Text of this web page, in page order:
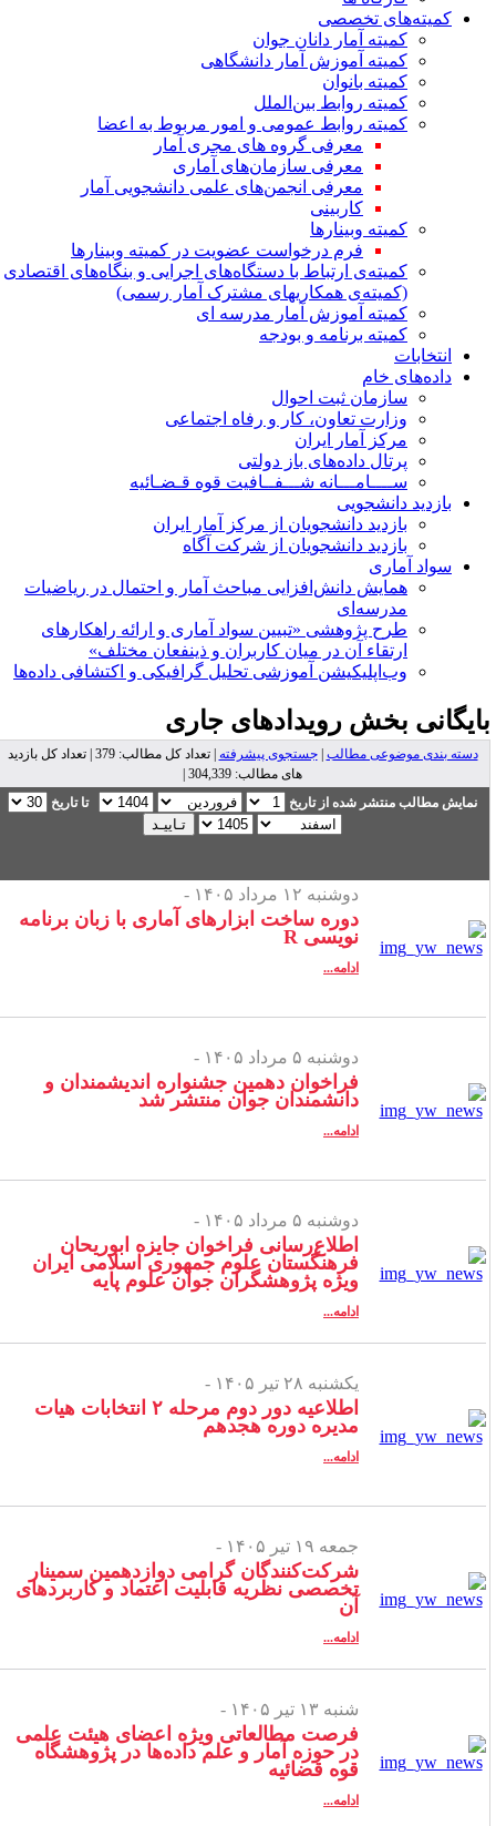
کمیته‌های تخصصی
کمیته آمار دانان جوان
کمیته آموزش آمار دانشگاهی
کمیته بانوان
کمیته روابط بین‌الملل
کمیته روابط عمومی و امور مربوط به اعضا
معرفی گروه های مجری آمار
معرفی سازمان‌های آماری
معرفی انجمن‌های علمی دانشجویی آمار
کاربینی
کمیته وبینارها
فرم درخواست عضویت در کمیته وبینارها
کمیته‌ی ارتباط با دستگاه‌های اجرایی و بنگاه‌های اقتصادی
(کمیته‌ی همکاریهای مشترک آمار رسمی)
کمیته آموزش آمار مدرسه ای
کمیته برنامه و بودجه
انتخابات
داده‌های خام
سازمان ثبت احوال
وزارت تعاون، کار و رفاه اجتماعی
مرکز آمار ایران
پرتال داده‌های باز دولتی
ســــامـــانه شـــفــافیت قوه قـضـائیه
بازدید دانشجویی
بازدید دانشجویان از مرکز آمار ایران
بازدید دانشجویان از شرکت آگاه
سواد آماری
همایش دانش‌افزایی مباحث آمار و احتمال در ریاضیات
مدرسه‌ای
طرح پژوهشی «تبیین سواد آماری و ارائه راهکارهای
ارتقاء آن در میان کاربران و ذینفعان مختلف»
وب‌اپلیکیشن آموزشی تحلیل گرافیکی و اکتشافی داده‌ها
بخشرویدادهای جاری
دسته بندی موضوعی مطالب|جستجوی پیشرفته
| تعداد کل مطالب: 379 | تعداد کل بازدید
های مطالب: 304,339 |
نمایش مطالب منتشر شده از تاریخ
تا تاریخ
دوشنبه ۱۲ مرداد ۱۴۰۵ -
دوره ساخت ابزارهای آماری با زبان برنامه
نویسی R
ادامه...
دوشنبه ۵ مرداد ۱۴۰۵ -
فراخوان دهمین جشنواره اندیشمندان و
دانشمندان جوان منتشر شد
ادامه...
دوشنبه ۵ مرداد ۱۴۰۵ -
اطلاع‌رسانی فراخوان جایزه ابوریحان
فرهنگستان علوم جمهوری اسلامی ایران
ویژه پژوهشگران جوان علوم پایه
ادامه...
یکشنبه ۲۸ تیر ۱۴۰۵ -
اطلاعیه دور دوم مرحله ۲ انتخابات هیات
مدیره دوره هجدهم
ادامه...
جمعه ۱۹ تیر ۱۴۰۵ -
شرکت‌کنندگان گرامی دوازدهمین سمینار
تخصصی نظریه قابلیت اعتماد و کاربردهای
آن
ادامه...
شنبه ۱۳ تیر ۱۴۰۵ -
فرصت مطالعاتی ویژه اعضای هیئت علمی
در حوزه آمار و علم داده‌ها در پژوهشگاه
قوه قضائیه
ادامه...